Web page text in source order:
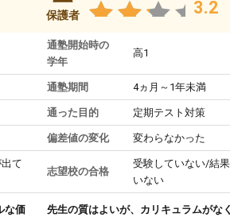
て
な価
保護者 3.2
通塾開始時の
学年
高1
通塾期間 4ヵ月～1年未満
通った目的 定期テスト対策
偏差値の変化 変わらなかった
志望校の合格
受験していない/結
いない
先生の質はよいが、カリキュラムがな